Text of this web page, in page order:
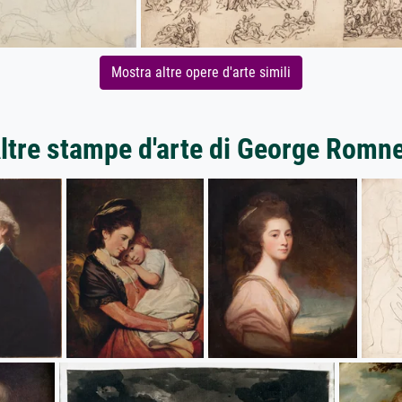
Mostra altre opere d'arte simili
stampe d'arte di George